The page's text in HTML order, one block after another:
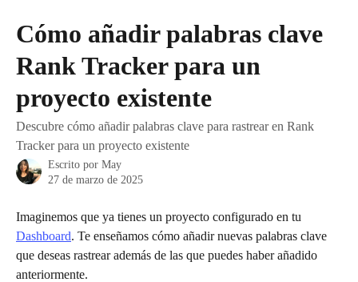
Cómo añadir palabras clave
Rank Tracker para un
proyecto existente
Descubre cómo añadir palabras clave para rastrear en Rank
Tracker para un proyecto existente
Escrito por May
27 de marzo de 2025
Imaginemos que ya tienes un proyecto configurado en tu
Dashboard. Te enseñamos cómo añadir nuevas palabras clave
que deseas rastrear además de las que puedes haber añadido
anteriormente.